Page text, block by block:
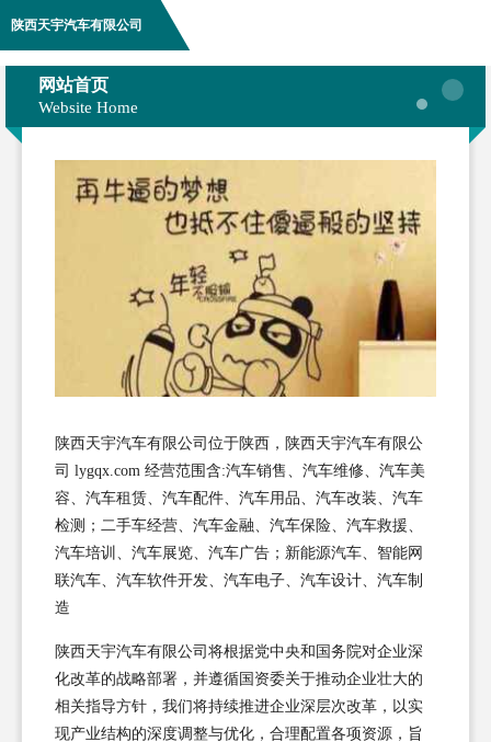
陕西天宇汽车有限公司
网站首页
Website Home
陕西天宇汽车有限公司位于陕西，陕西天宇汽车有限公
司 lygqx.com 经营范围含:汽车销售、汽车维修、汽车美
容、汽车租赁、汽车配件、汽车用品、汽车改装、汽车
检测；二手车经营、汽车金融、汽车保险、汽车救援、
汽车培训、汽车展览、汽车广告；新能源汽车、智能网
联汽车、汽车软件开发、汽车电子、汽车设计、汽车制
造
陕西天宇汽车有限公司将根据党中央和国务院对企业深
化改革的战略部署，并遵循国资委关于推动企业壮大的
相关指导方针，我们将持续推进企业深层次改革，以实
现产业结构的深度调整与优化，合理配置各项资源，旨